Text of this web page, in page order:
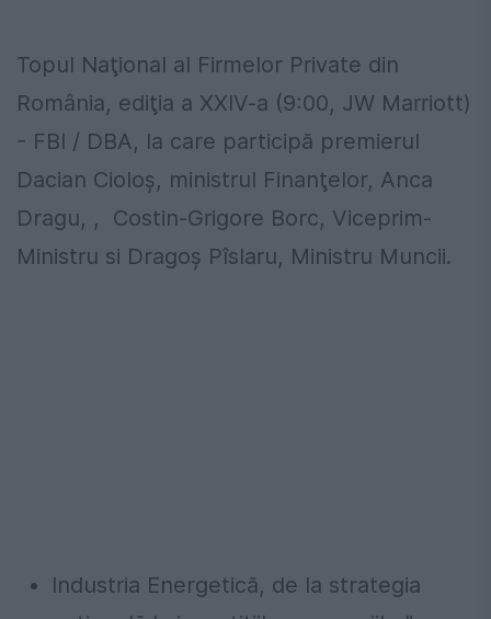
Topul Naţional al Firmelor Private din
România, ediţia a XXIV-a (9:00, JW Marriott)
- FBI / DBA, la care participă premierul
Dacian Cioloş, ministrul Finanţelor, Anca
Dragu, , Costin-Grigore Borc, Viceprim-
Ministru si Dragoș Pîslaru, Ministru Muncii.
Industria Energetică, de la strategia